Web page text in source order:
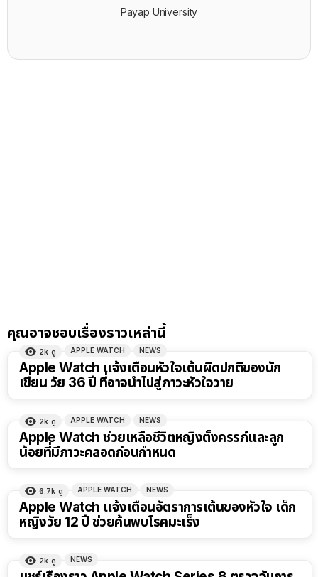
Payap University
คุณอาจชอบเรื่องราวเหล่านี้
2k ดู APPLE WATCH NEWS
Apple Watch แจ้งเตือนหัวใจเต้นผิดปกติของนัก
เขียน วัย 36 ปี ที่อาจนำไปสู่ภาวะหัวใจวาย
2k ดู APPLE WATCH NEWS
Apple Watch ช่วยเหลือชีวิตหญิงตั้งครรภ์และลูก
น้อยที่มีภาวะคลอดก่อนกำหนด
6.7k ดู APPLE WATCH NEWS
Apple Watch แจ้งเตือนอัตราการเต้นของหัวใจ เด็ก
หญิงวัย 12 ปี ช่วยค้นพบโรคมะเร็ง
2k ดู NEWS